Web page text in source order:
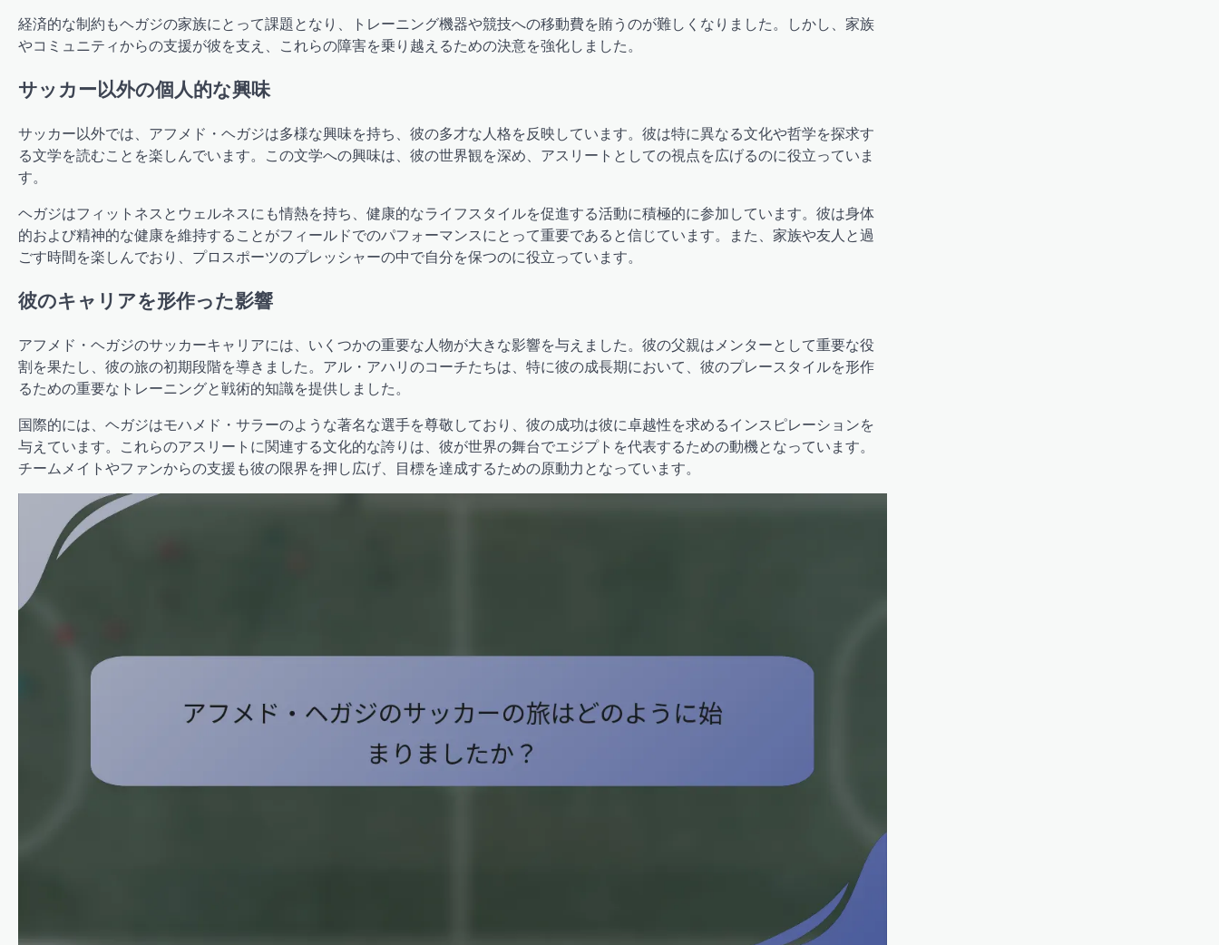
経済的な制約もヘガジの家族にとって課題となり、トレーニング機器や競技への移動費を賄うのが難しくなりました。しかし、家族
やコミュニティからの支援が彼を支え、これらの障害を乗り越えるための決意を強化しました。
サッカー以外の個人的な興味
サッカー以外では、アフメド・ヘガジは多様な興味を持ち、彼の多才な人格を反映しています。彼は特に異なる文化や哲学を探求す
る文学を読むことを楽しんでいます。この文学への興味は、彼の世界観を深め、アスリートとしての視点を広げるのに役立っていま
す。
ヘガジはフィットネスとウェルネスにも情熱を持ち、健康的なライフスタイルを促進する活動に積極的に参加しています。彼は身体
的および精神的な健康を維持することがフィールドでのパフォーマンスにとって重要であると信じています。また、家族や友人と過
ごす時間を楽しんでおり、プロスポーツのプレッシャーの中で自分を保つのに役立っています。
彼のキャリアを形作った影響
アフメド・ヘガジのサッカーキャリアには、いくつかの重要な人物が大きな影響を与えました。彼の父親はメンターとして重要な役
割を果たし、彼の旅の初期段階を導きました。アル・アハリのコーチたちは、特に彼の成長期において、彼のプレースタイルを形作
るための重要なトレーニングと戦術的知識を提供しました。
国際的には、ヘガジはモハメド・サラーのような著名な選手を尊敬しており、彼の成功は彼に卓越性を求めるインスピレーションを
与えています。これらのアスリートに関連する文化的な誇りは、彼が世界の舞台でエジプトを代表するための動機となっています。
チームメイトやファンからの支援も彼の限界を押し広げ、目標を達成するための原動力となっています。